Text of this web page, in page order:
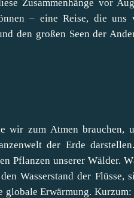
Zusammenhänge vor
– eine Reise, die uns
den großen Seen der
wir zum Atmen brauchen,
der Erde
Pflanzen unserer Wälder.
Wasserstand der Flüsse,
globale Erwärmung.